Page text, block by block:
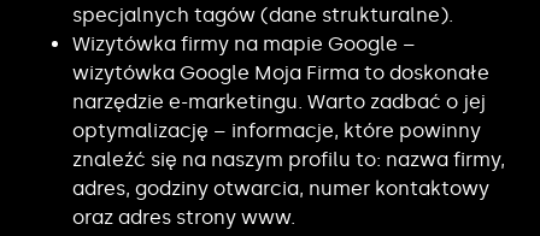
specjalnych tagów (dane strukturalne).
Wizytówka firmy na mapie Google –
wizytówka Google Moja Firma to doskonałe
narzędzie e-marketingu. Warto zadbać o jej
optymalizację – informacje, które powinny
znaleźć się na naszym profilu to: nazwa firmy,
adres, godziny otwarcia, numer kontaktowy
oraz adres strony www.